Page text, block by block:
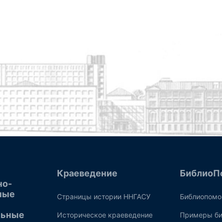
Краеведение
Страницы истории ННГАСУ
Историческое краеведение
Примеры